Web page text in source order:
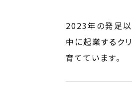
2023年の発足以
中に起業するク
育てています。